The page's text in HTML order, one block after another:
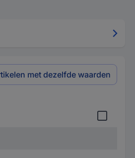
met dezelfde waarden